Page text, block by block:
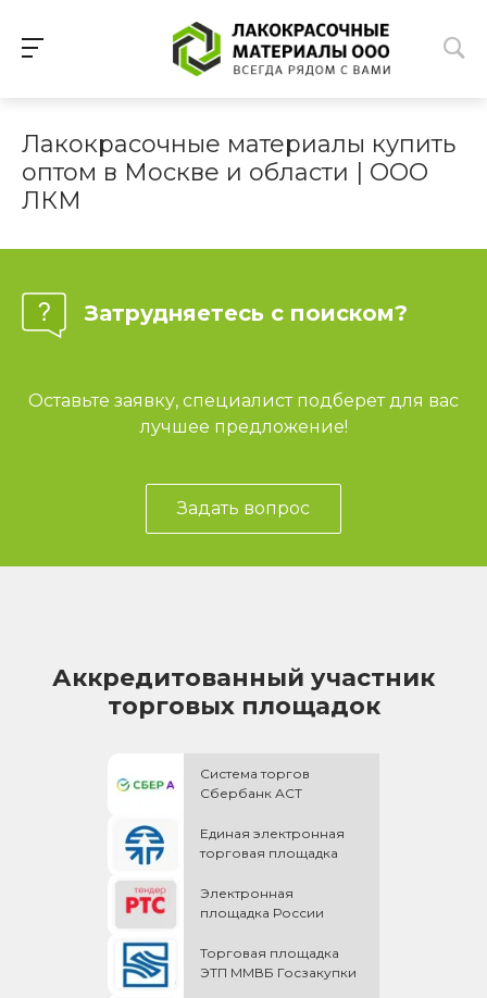
Лакокрасочные материалы купить
оптом в Москве и области | ООО
ЛКМ
Затрудняетесь с поиском?
Оставьте заявку, специалист подберет для вас
лучшее предложение!
Задать вопрос
Аккредитованный участник
торговых площадок
Система торгов
Сбербанк АСТ
Единая электронная
торговая площадка
Электронная
площадка России
Торговая площадка
ЭТП ММВБ Госзакупки